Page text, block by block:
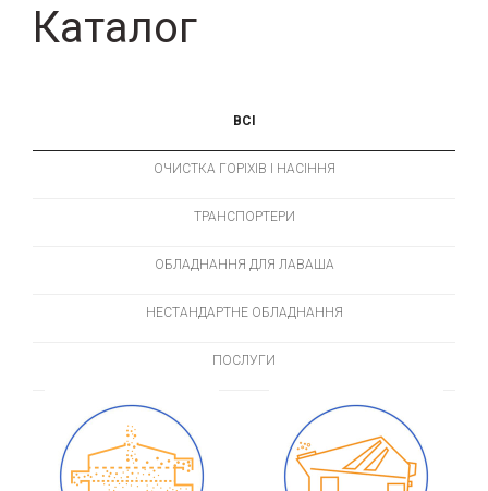
Каталог
ВСІ
ОЧИСТКА ГОРІХІВ І НАСІННЯ
ТРАНСПОРТЕРИ
ОБЛАДНАННЯ ДЛЯ ЛАВАША
НЕСТАНДАРТНЕ ОБЛАДНАННЯ
ПОСЛУГИ